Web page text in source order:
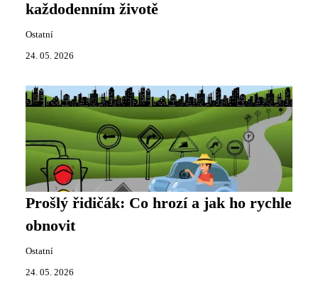
každodenním životě
Ostatní
24. 05. 2026
Prošlý řidičák: Co hrozí a jak ho rychle
obnovit
Ostatní
24. 05. 2026